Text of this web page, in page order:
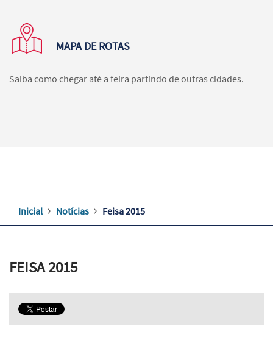
MAPA DE ROTAS
Saiba como chegar até a feira partindo de outras cidades.
Inicial Notícias Feisa 2015
FEISA 2015